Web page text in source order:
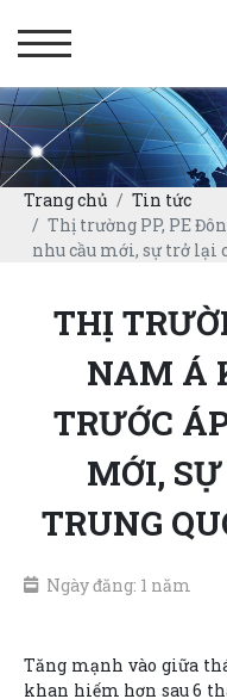
Trang chủ
Tin tức
Thị trường PP, PE
nhu cầu mới, sự trở lại
THỊ
NAM Á
TRƯỚC
MỚI,
TRUNG
Ngày đăng: 1 năm
Tăng mạnh vào giữa
khan hiếm hơn sau 6